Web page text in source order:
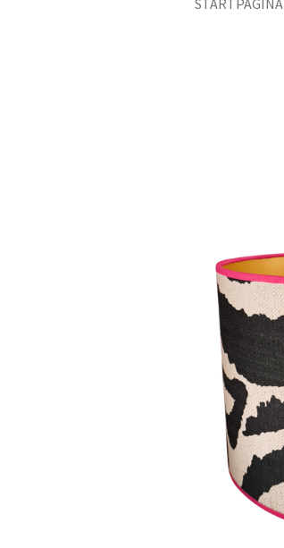
STARTPAGINA